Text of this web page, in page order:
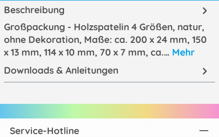
Beschreibung
Großpackung - Holzspatelin 4 Größen, natur,
ohne Dekoration, Maße: ca. 200 x 24 mm, 150
x 13 mm, 114 x 10 mm, 70 x 7 mm, ca.… Mehr
Downloads & Anleitungen
Service-Hotline